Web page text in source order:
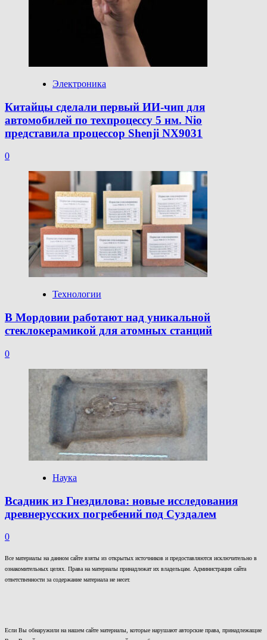
Электроника
Китайцы сделали первый ИИ-чип для
автомобилей по техпроцессу 5 нм. Nio
представила процессор Shenji NX9031
0
Технологии
В Мордовии работают над уникальной
стеклокерамикой для атомных станций
0
Наука
Всадник из Гнездилова: новые исследования
древнерусских погребений под Суздалем
0
Все материалы на данном сайте взяты из открытых источников и предоставляются исключительно в
ознакомительных целях. Права на материалы принадлежат их владельцам. Администрация сайта
ответственности за содержание материала не несет.
Если Вы обнаружили на нашем сайте материалы, которые нарушают авторские права, принадлежащие